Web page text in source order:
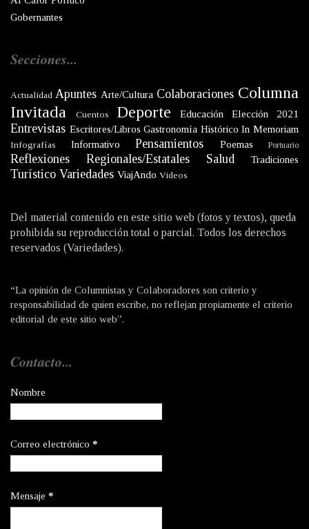
Gobernantes
Secciones...
Actualidad Apuntes Arte/Cultura Colaboraciones Columna
Invitada
Cuentos Deporte Educación Elección 2021
Entrevistas Escritores/Libros Gastronomía Histórico In Memoriam
Infografías Informativo Pensamientos Poemas Portuario
Reflexiones Regionales/Estatales Salud Tradiciones
Turístico Variedades ViajAndo Videos
Del material contenido en este sitio web (fotos y textos), queda
prohibida su reproducción total o parcial. Todos los derechos
reservados (Variedades).
“La opinión de Columnistas y Colaboradores son criterio y
responsabilidad de quien escribe, no reflejan propiamente el criterio
editorial de este sitio web”.
Contacto...
Nombre
Correo electrónico *
Mensaje *